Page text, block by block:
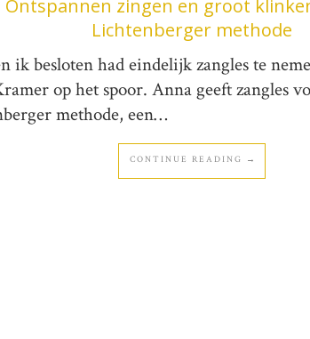
Ontspannen zingen en groot
Lichtenberger methode
ik besloten had eindelijk zangles te
op het spoor. Anna geeft zangles
methode, een…
CONTINUE READING →